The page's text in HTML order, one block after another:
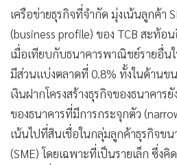
ระดับสูง และมีการทำประกันสินเชื่อ
อุตสาหกรรมขนาดย่อม (บสย.)
ความท้าทายด้านคุณภาพสินทรัพย์:
คุณภาพต่อสินเชื่อรวมของ TCB อยู่ที่
ของอุตสาหกรรม ณ สิ้นเดือนมิถุนาย
ตัวเพิ่มขึ้นต่อเนื่องในช่วงหลายปีที่ผ่
แบบธุรกิจของธนาคาร การกระจุกตัว
สูงส่งผลให้ค่าใช้จ่ายในการตั้งสำรอ